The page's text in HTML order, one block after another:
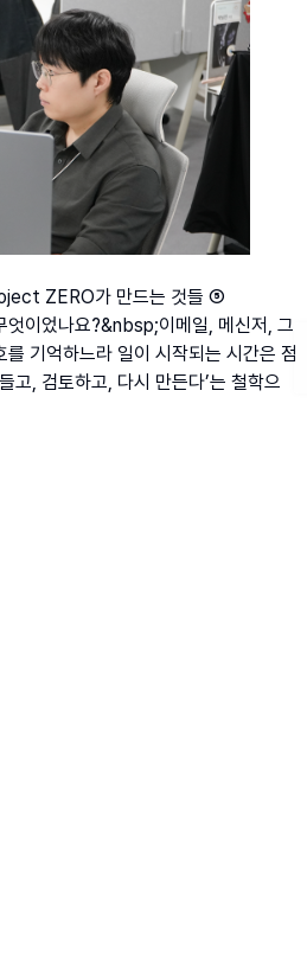
ZERO가 만드는 것들 ⑤
엇이었나요?&nbsp;이메일, 메신저, 그
기억하느라 일이 시작되는 시간은 점
고, 검토하고, 다시 만든다’는 철학으